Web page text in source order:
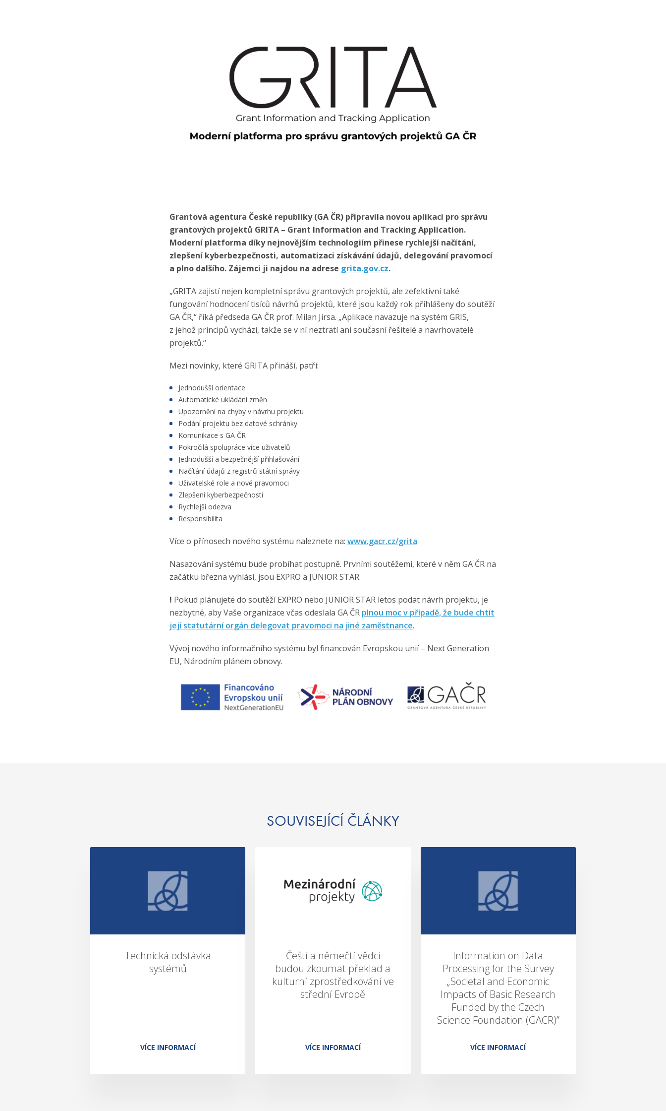
Grantová agentura České republiky (GA ČR) připravila novou aplikaci pro správu
grantových projektů GRITA – Grant Information and Tracking Application.
Moderní platforma díky nejnovějším technologiím přinese rychlejší načítání,
zlepšení kyberbezpečnosti, automatizaci získávání údajů, delegování pravomocí
a plno dalšího. Zájemci ji najdou na adrese grita.gov.cz.
„GRITA zajistí nejen kompletní správu grantových projektů, ale zefektivní také
fungování hodnocení tisíců návrhů projektů, které jsou každý rok přihlášeny do soutěží
GA ČR,“ říká předseda GA ČR prof. Milan Jirsa. „Aplikace navazuje na systém GRIS,
z jehož principů vychází, takže se v ní neztratí ani současní řešitelé a navrhovatelé
projektů.“
Mezi novinky, které GRITA přináší, patří:
Jednodušší orientace
Automatické ukládání změn
Upozornění na chyby v návrhu projektu
Podání projektu bez datové schránky
Komunikace s GA ČR
Pokročilá spolupráce více uživatelů
Jednodušší a bezpečnější přihlašování
Načítání údajů z registrů státní správy
Uživatelské role a nové pravomoci
Zlepšení kyberbezpečnosti
Rychlejší odezva
Responsibilita
Více o přínosech nového systému naleznete na: www.gacr.cz/grita
Nasazování systému bude probíhat postupně. Prvními soutěžemi, které v něm GA ČR na
začátku března vyhlásí, jsou EXPRO a JUNIOR STAR.
! Pokud plánujete do soutěží EXPRO nebo JUNIOR STAR letos podat návrh projektu, je
nezbytné, aby Vaše organizace včas odeslala GA ČR plnou moc v případě, že bude chtít
její statutární orgán delegovat pravomoci na jiné zaměstnance.
Vývoj nového informačního systému byl financován Evropskou unií – Next Generation
EU, Národním plánem obnovy.
SOUVISEJÍCÍ ČLÁNKY
Technická odstávka
systémů
VÍCE INFORMACÍ
Čeští a němečtí vědci
budou zkoumat překlad a
kulturní zprostředkování ve
střední Evropě
VÍCE INFORMACÍ
Information on Data
Processing for the Survey
„Societal and Economic
Impacts of Basic Research
Funded by the Czech
Science Foundation (GACR)”
VÍCE INFORMACÍ